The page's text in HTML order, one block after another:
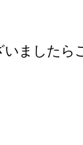
ましたら